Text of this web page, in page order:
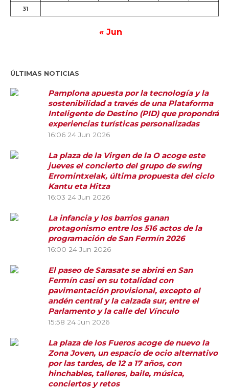
31
« Jun
ÚLTIMAS NOTICIAS
Pamplona apuesta por la tecnología y la
sostenibilidad a través de una Plataforma
Inteligente de Destino (PID) que propondrá
experiencias turísticas personalizadas
16:06 24 Jun 2026
La plaza de la Virgen de la O acoge este
jueves el concierto del grupo de swing
Erromintxelak, última propuesta del ciclo
Kantu eta Hitza
16:03 24 Jun 2026
La infancia y los barrios ganan
protagonismo entre los 516 actos de la
programación de San Fermín 2026
16:00 24 Jun 2026
El paseo de Sarasate se abrirá en San
Fermín casi en su totalidad con
pavimentación provisional, excepto el
andén central y la calzada sur, entre el
Parlamento y la calle del Vínculo
15:58 24 Jun 2026
La plaza de los Fueros acoge de nuevo la
Zona Joven, un espacio de ocio alternativo
por las tardes, de 12 a 17 años, con
hinchables, talleres, baile, música,
conciertos y retos